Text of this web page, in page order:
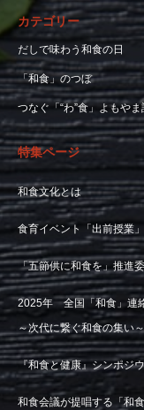
カテゴリー
だしで味わう和食の日
「和食」のつぼ
つなぐ「“わ”食」よもやま
特集ページ
和食文化とは
食育イベント「出前授業」
「五節供に和食を」推進
2025年 全国「和食」連
～次代に繋ぐ和食の集い
『和食と健康』シンポジ
和食会議が提唱する「和